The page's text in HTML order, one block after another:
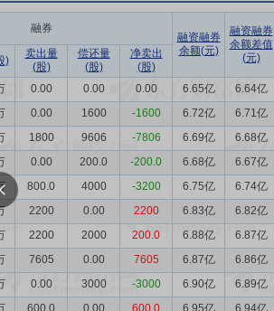
融券
融资融券
余额(元)
融资融券
余额差值
(元)
)
卖出量
(股)
偿还量
(股)
净卖出
(股)
0.00 0.00 0.00 6.65亿
6.64亿
0.00 1600 -1600 6.72亿
6.71亿
1800 9606 -7806 6.69亿
6.68亿
0.00 200.0 -200.0 6.68亿
6.67亿
800.0 4000 -3200 6.75亿
6.74亿
2200 0.00 2200 6.83亿
6.82亿
2200 2000 200.0 6.88亿
6.87亿
7605 0.00 7605 6.87亿
6.86亿
0.00 3000 -3000 6.90亿
6.89亿
600.0 0.00 600.0 6.95亿
6.94亿